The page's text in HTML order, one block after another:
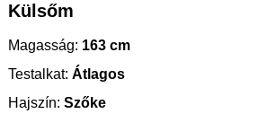
Külsőm
Magasság: 163 cm
Testalkat: Átlagos
Hajszín: Szőke